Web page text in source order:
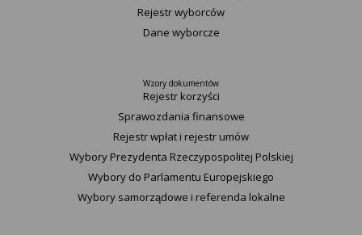
Rejestr wyborców
Dane wyborcze
Wzory dokumentów
Rejestr korzyści
Sprawozdania finansowe
Rejestr wpłat i rejestr umów
Wybory Prezydenta Rzeczypospolitej Polskiej
Wybory do Parlamentu Europejskiego
Wybory samorządowe i referenda lokalne